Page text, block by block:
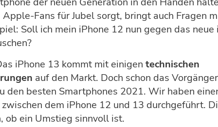
Fans für Jubel sorgt, bringt auch Fragen
Soll ich mein iPhone 12 nun gegen das neue
iPhone 13 kommt mit einigen technischen
auf den Markt. Doch schon das
den besten Smartphones 2021. Wir haben
dem iPhone 12 und 13 durchgeführt.
ob ein Umstieg sinnvoll ist.